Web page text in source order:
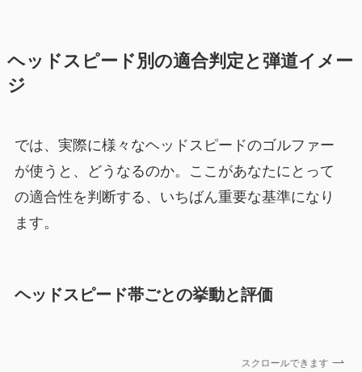
ヘッドスピード別の適合判定と弾道イメー
ジ
では、実際に様々なヘッドスピードのゴルファー
が使うと、どうなるのか。ここがあなたにとって
の適合性を判断する、いちばん重要な基準になり
ます。
ヘッドスピード帯ごとの挙動と評価
スクロールできます